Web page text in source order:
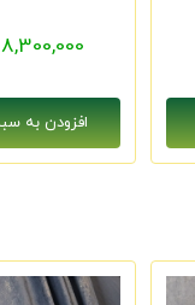
8,300,000 ریال